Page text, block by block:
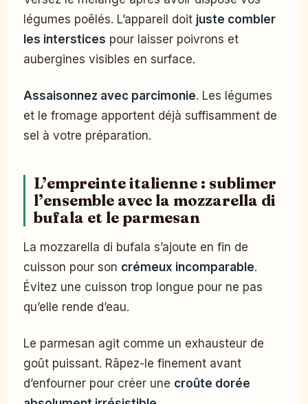
légumes poêlés. L’appareil doit juste combler
les interstices pour laisser poivrons et
aubergines visibles en surface.
Assaisonnez avec parcimonie. Les légumes
et le fromage apportent déjà suffisamment de
sel à votre préparation.
L’empreinte italienne : sublimer
l’ensemble avec la mozzarella di
bufala et le parmesan
La mozzarella di bufala s’ajoute en fin de
cuisson pour son crémeux incomparable.
Évitez une cuisson trop longue pour ne pas
qu’elle rende d’eau.
Le parmesan agit comme un exhausteur de
goût puissant. Râpez-le finement avant
d’enfourner pour créer une croûte dorée